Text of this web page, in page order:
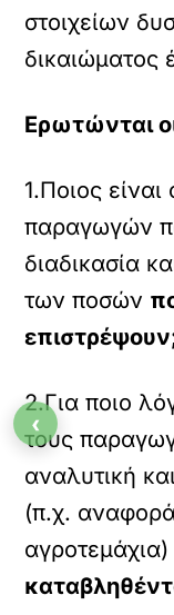
στοιχείων
δικαιώματος
Ερωτώνται
1.Ποιος
παραγωγών
διαδικασία
των ποσών
2.Για ποιο
τους
αναλυτική
(π.χ.
‹